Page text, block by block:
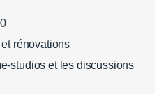
rénovations
studios et les discussions